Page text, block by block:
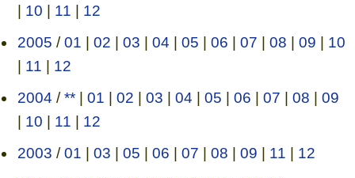
| 10 | 11 | 12
2005 /01 | 02 | 03 | 04 | 05 | 06 | 07 | 08 | 09 | 10
| 11 | 12
2004 /**| 01 | 02 | 03 | 04 | 05 | 06 | 07 | 08 | 09
| 10 | 11 | 12
2003 /01 | 03 | 05 | 06 | 07 | 08 | 09 | 11 | 12